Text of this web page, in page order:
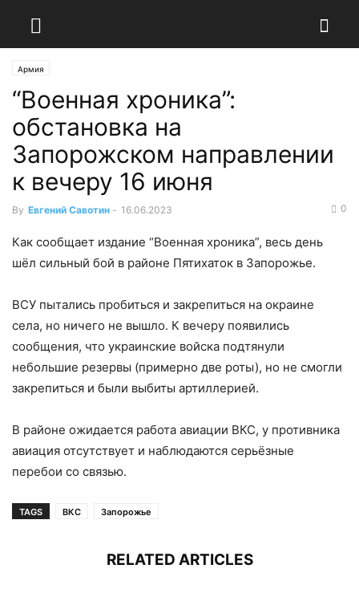
Армия
“Военная хроника”:
обстановка на
Запорожском направлении
к вечеру 16 июня
By Евгений Савотин - 16.06.2023 0
Как сообщает издание “Военная хроника”, весь день
шёл сильный бой в районе Пятихаток в Запорожье.
ВСУ пытались пробиться и закрепиться на окраине
села, но ничего не вышло. К вечеру появились
сообщения, что украинские войска подтянули
небольшие резервы (примерно две роты), но не смогли
закрепиться и были выбиты артиллерией.
В районе ожидается работа авиации ВКС, у противника
авиация отсутствует и наблюдаются серьёзные
перебои со связью.
TAGS ВКС Запорожье
RELATED ARTICLES